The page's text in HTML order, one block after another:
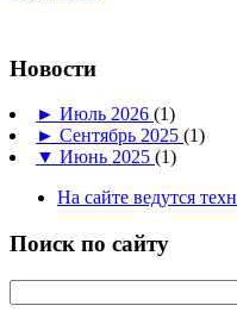
Новости
► Июль 2026 (1)
► Сентябрь 2025 (1)
▼ Июнь 2025 (1)
На сайте ведутся
Поиск по сайту